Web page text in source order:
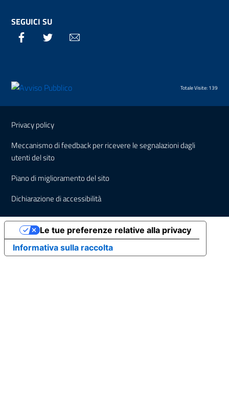
SEGUICI SU
Facebook Twitter
Totale Visite: 139
Sezione Link Utili
Privacy policy
Meccanismo di feedback per ricevere le segnalazioni dagli
utenti del sito
Piano di miglioramento del sito
Dichiarazione di accessibilità
Informativa sulla raccolta
Le tue preferenze relative alla privacy